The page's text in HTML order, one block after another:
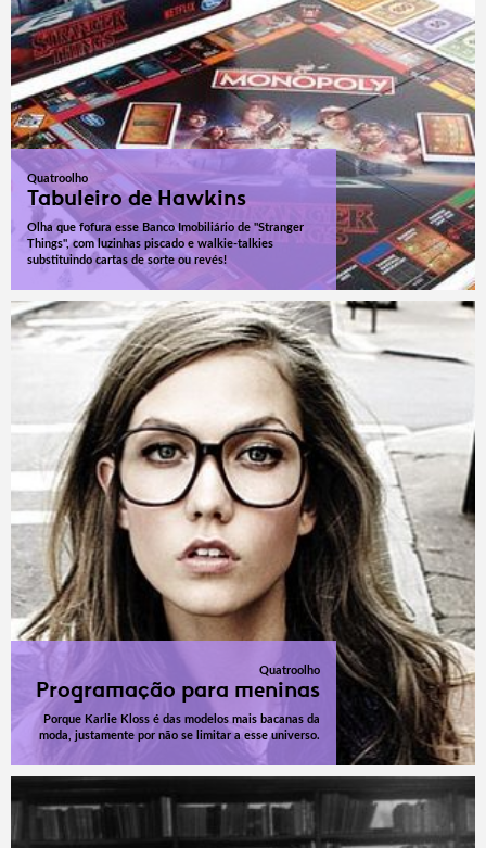
Quatroolho
Tabuleiro de Hawkins
Olha que fofura esse Banco Imobiliário de "Stranger
Things", com luzinhas piscado e walkie-talkies
substituindo cartas de sorte ou revés!
Quatroolho
Programação para meninas
Porque Karlie Kloss é das modelos mais bacanas da
moda, justamente por não se limitar a esse universo.